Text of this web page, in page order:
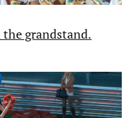
the grandstand.